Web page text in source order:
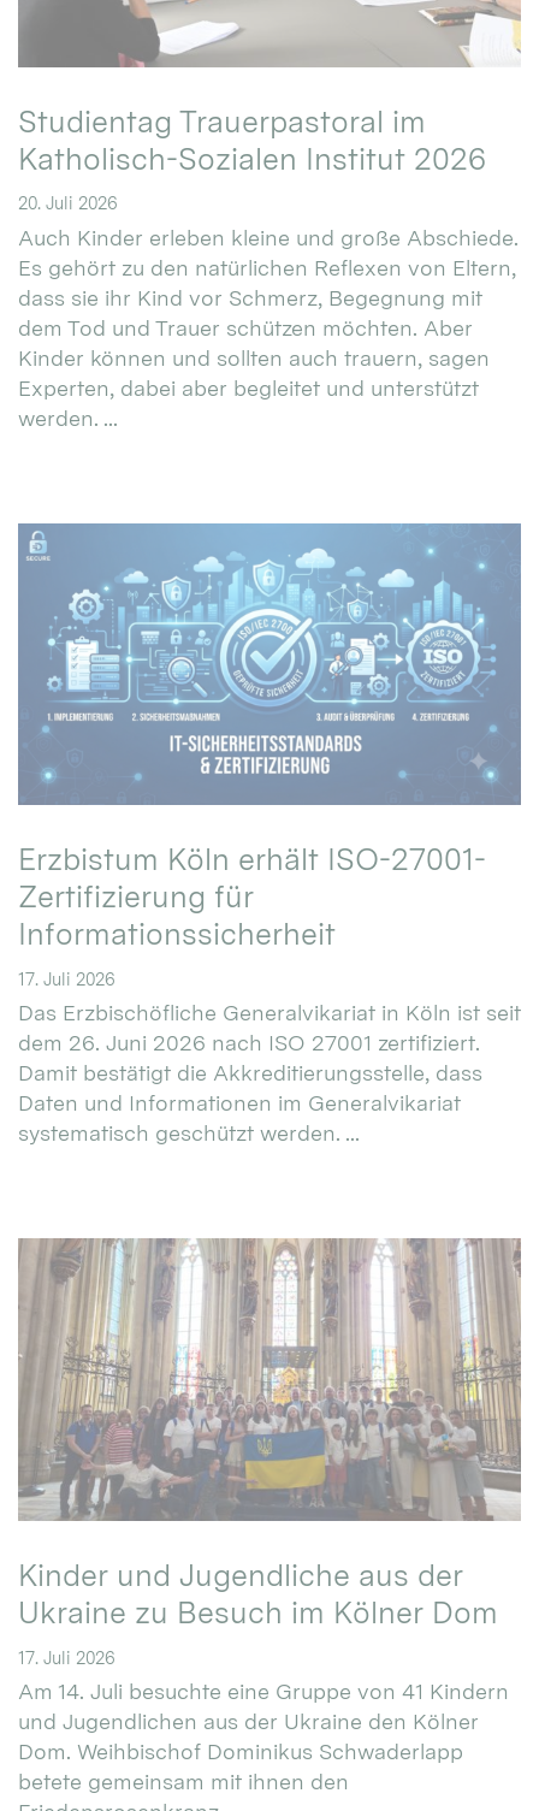
Studientag Trauerpastoral im
Katholisch-Sozialen Institut 2026
20. Juli 2026
Auch Kinder erleben kleine und große Abschiede.
Es gehört zu den natürlichen Reflexen von Eltern,
dass sie ihr Kind vor Schmerz, Begegnung mit
dem Tod und Trauer schützen möchten. Aber
Kinder können und sollten auch trauern, sagen
Experten, dabei aber begleitet und unterstützt
werden. ...
Erzbistum Köln erhält ISO-27001-
Zertifizierung für
Informationssicherheit
17. Juli 2026
Das Erzbischöfliche Generalvikariat in Köln ist seit
dem 26. Juni 2026 nach ISO 27001 zertifiziert.
Damit bestätigt die Akkreditierungsstelle, dass
Daten und Informationen im Generalvikariat
systematisch geschützt werden. ...
Kinder und Jugendliche aus der
Ukraine zu Besuch im Kölner Dom
17. Juli 2026
Am 14. Juli besuchte eine Gruppe von 41 Kindern
und Jugendlichen aus der Ukraine den Kölner
Dom. Weihbischof Dominikus Schwaderlapp
betete gemeinsam mit ihnen den